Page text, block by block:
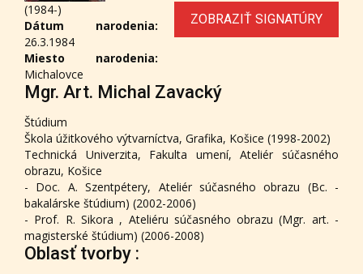
ZOBRAZIŤ SIGNATÚRY
(1984-)
Dátum narodenia:
26.3.1984
Miesto narodenia:
Michalovce
Mgr. Art. Michal Zavacký
Štúdium
Škola úžitkového výtvarníctva, Grafika, Košice (1998-2002)
Technická Univerzita, Fakulta umení, Ateliér súčasného
obrazu, Košice
- Doc. A. Szentpétery, Ateliér súčasného obrazu (Bc. -
bakalárske štúdium) (2002-2006)
- Prof. R. Sikora , Ateliéru súčasného obrazu (Mgr. art. -
magisterské štúdium) (2006-2008)
Oblasť tvorby :